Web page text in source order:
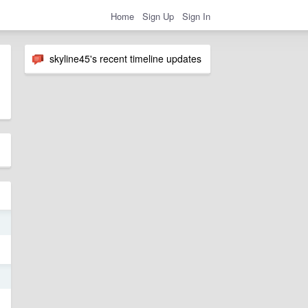
Home Sign Up Sign In
skyline45's recent timeline updates